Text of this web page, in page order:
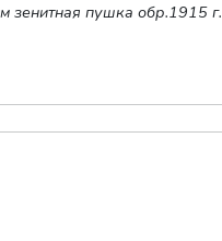
зенитная пушка обр.1915 г.